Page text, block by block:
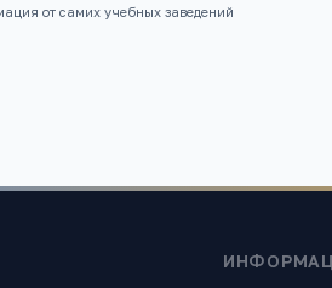
от самих учебных заведений